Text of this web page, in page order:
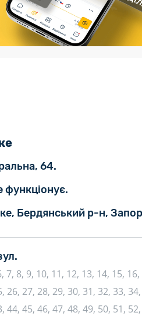
Страхові
Каталог
64.
функціонує.
Бердянський р-н,
7, 8, 9, 10, 11, 12, 13, 14, 15,
26, 27, 28, 29, 30, 31, 32, 33,
44, 45, 46, 47, 48, 49, 50, 51,